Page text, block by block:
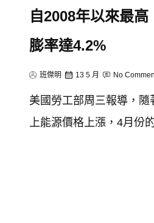
自2008年以來最
膨率達4.2%
班傑明 13 5 月 No
美國勞工部周三報導，隨
上能源價格上漲，4月份